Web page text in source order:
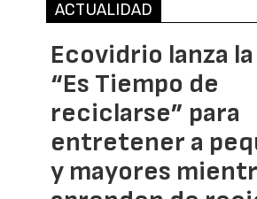
ACTUALIDAD
Ecovidrio lanza
“Es Tiempo de
reciclarse” para
entretener a
y mayores